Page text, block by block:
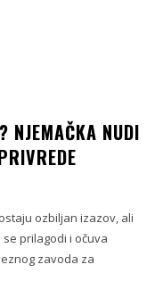
NJEMAČKA NUDI
ozbiljan izazov, ali
prilagodi i očuva
zavoda za